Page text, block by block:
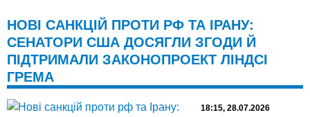
НОВІ САНКЦІЙ ПРОТИ РФ ТА ІРАНУ:
СЕНАТОРИ США ДОСЯГЛИ ЗГОДИ Й
ПІДТРИМАЛИ ЗАКОНОПРОЕКТ ЛІНДСІ
ГРЕМА
18:15, 28.07.2026